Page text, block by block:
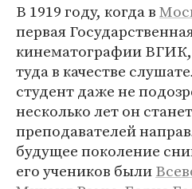
В 1919 году, когда в
первая
кинематографии
туда в качестве
студент даже не
несколько лет он
преподавателей
будущее поколение
его учеников были